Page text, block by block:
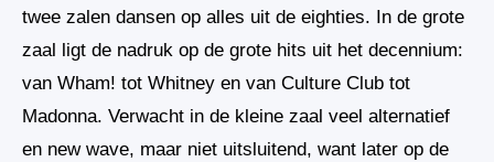
twee zalen dansen op alles uit de eighties. In de grote
zaal ligt de nadruk op de grote hits uit het decennium:
van Wham! tot Whitney en van Culture Club tot
Madonna. Verwacht in de kleine zaal veel alternatief
en new wave, maar niet uitsluitend, want later op de